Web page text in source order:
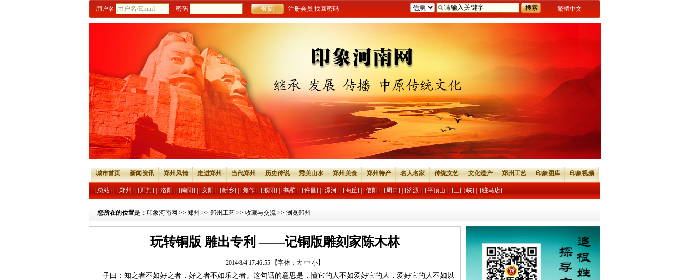
繁體中文
用户名 密码 注册会员 找回密码
城市首页 新闻资讯 郑州风情 走进郑州 当代郑州 历史传说 秀美山水 郑州美食 郑州特产 名人名家 传统文艺 文化遗产 郑州工艺 印象图库 印象视频
[总站] [郑州] [开封] [洛阳] [南阳] [安阳] [新乡] [焦作] [濮阳] [鹤壁] [许昌] [漯河] [商丘] [信阳] [周口] [济源] [平顶山] [三门峡] [驻马店]
您所在的位置是： 印象河南网 >> 郑州 >> 郑州工艺 >> 收藏与交流 >> 浏览郑州
玩转铜版 雕出专利 ——记铜版雕刻家陈木林
2014/8/4 17:46:55 【字体： 大 中 小】
子曰：知之者不如好之者，好之者不如乐之者。这句话的意思是，懂它的人不如爱好它的人，爱好它的人不如以